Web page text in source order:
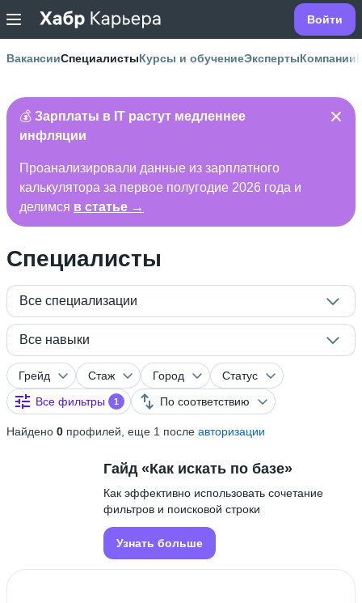
Войти
ВакансииСпециалистыКурсы и обучениеЭкспертыКомпании
💰 Зарплаты в IT растут медленнее
инфляции
Проанализировали данные из зарплатного
калькулятора за первое полугодие 2026 года и
делимся в статье →
Специалисты
Все специализации
Все навыки
Грейд Стаж Город
Статус
Все фильтры
1 По соответствию
Найдено 0 профилей, еще 1 после авторизации
Гайд «Как искать по базе»
Как эффективно использовать сочетание
фильтров и поисковой строки
Узнать больше